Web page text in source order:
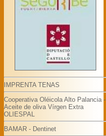
IMPRENTA TENAS
Cooperativa Oléicola Alto Palancia -
Aceite de oliva Vírgen Extra
OLIESPAL
BAMAR - Dentinet